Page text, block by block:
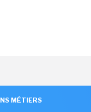
MÉTIERS